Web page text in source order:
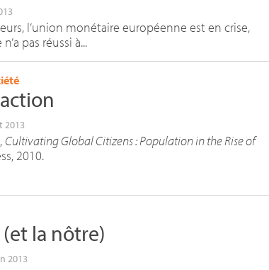
l’union monétaire européenne est en crise,
pas réussi à...
2013
Cultivating Global Citizens : Population in the Rise of
2010.
la nôtre)
2013